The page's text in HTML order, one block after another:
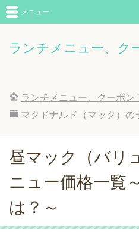
ランチメニュー、ク
メニュー
ランチメニュー、クーポン
マクドナルド（マック）の
昼マック（バリ
ニュー価格一覧
は？～